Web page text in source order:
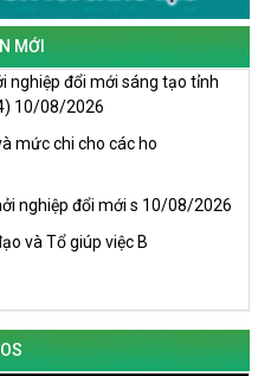
MỚI
nghiệp đổi mới sáng tạo tỉnh
10/08/2026
mức chi cho các ho
nghiệp đổi mới s 10/08/2026
và Tổ giúp việc B